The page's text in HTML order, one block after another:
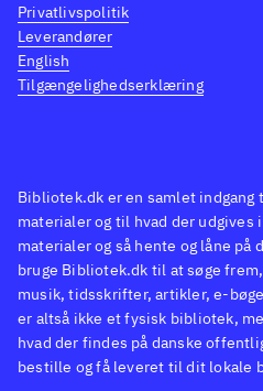
Bibliotek.dk er en samlet
materialer og til hvad der udgives
materialer og så hente og låne på
bruge Bibliotek.dk til at søge
musik, tidsskrifter, artikler, e-
er altså ikke et fysisk bibliotek,
hvad der findes på danske
bestille og få leveret til dit lokale
Privatlivspolitik
Leverandører
English
Tilgængelighedserklæring